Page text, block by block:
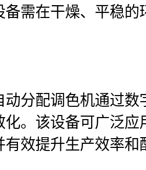
备需在干燥、平稳
动分配调色机通过
化。该设备可广泛
有效提升生产效率和